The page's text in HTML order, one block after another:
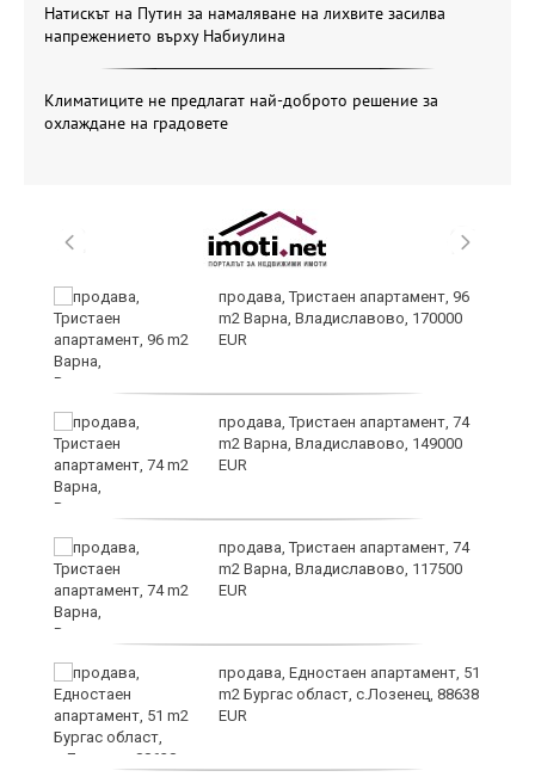
Натискът на Путин за намаляване на лихвите засилва
напрежението върху Набиулина
Климатиците не предлагат най-доброто решение за
охлаждане на градовете
продава, Тристаен апартамент, 96
m2 Варна, Владиславово, 170000
EUR
продава, Тристаен апартамент, 74
m2 Варна, Владиславово, 149000
EUR
продава, Тристаен апартамент, 74
m2 Варна, Владиславово, 117500
EUR
продава, Едностаен апартамент, 51
m2 Бургас област, с.Лозенец, 88638
EUR